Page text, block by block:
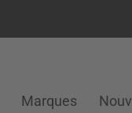
Marques